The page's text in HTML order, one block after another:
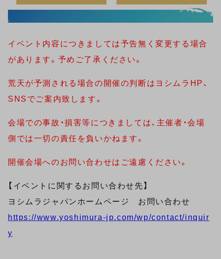
イベント内容につきましては予告無く変更する場合
があります。予めご了承ください。
荒天が予測される場合の開催の判断はヨシムラHP、
SNSでご案内致します。
会場での事故・損害等につきましては、主催者・会場
側では一切の責任を負いかねます。
開催会場へのお問い合わせはご遠慮ください。
【イベントに関するお問い合わせ先】
ヨシムラジャパンホームページ お問い合わせ
https://www.yoshimura-jp.com/wp/contact/inquir
y